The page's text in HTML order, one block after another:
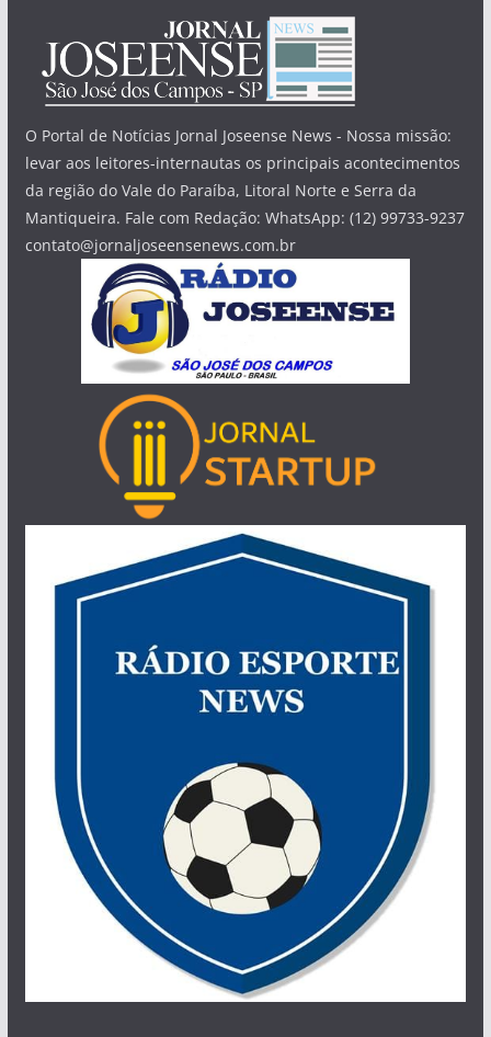
O Portal de Notícias Jornal Joseense News - Nossa missão:
levar aos leitores-internautas os principais acontecimentos
da região do Vale do Paraíba, Litoral Norte e Serra da
Mantiqueira. Fale com Redação: WhatsApp: (12) 99733-9237
contato@jornaljoseensenews.com.br